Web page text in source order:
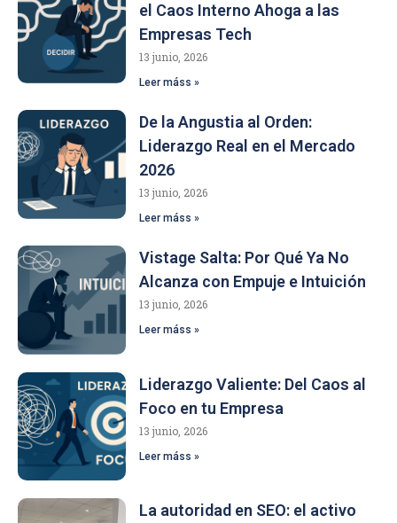
el Caos Interno Ahoga a las
Empresas Tech
13 junio, 2026
Leer máss »
De la Angustia al Orden:
Liderazgo Real en el Mercado
2026
13 junio, 2026
Leer máss »
Vistage Salta: Por Qué Ya No
Alcanza con Empuje e Intuición
13 junio, 2026
Leer máss »
Liderazgo Valiente: Del Caos al
Foco en tu Empresa
13 junio, 2026
Leer máss »
La autoridad en SEO: el activo